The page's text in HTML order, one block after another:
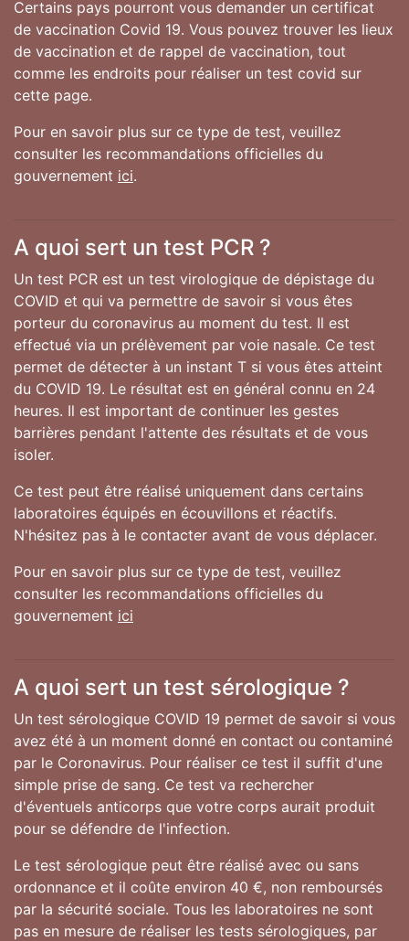
Certains pays pourront vous demander un certificat
de vaccination Covid 19. Vous pouvez trouver les lieux
de vaccination et de rappel de vaccination, tout
comme les endroits pour réaliser un test covid sur
cette page.
Pour en savoir plus sur ce type de test, veuillez
consulter les recommandations officielles du
gouvernement ici.
A quoi sert un test PCR ?
Un test PCR est un test virologique de dépistage du
COVID et qui va permettre de savoir si vous êtes
porteur du coronavirus au moment du test. Il est
effectué via un prélèvement par voie nasale. Ce test
permet de détecter à un instant T si vous êtes atteint
du COVID 19. Le résultat est en général connu en 24
heures. Il est important de continuer les gestes
barrières pendant l'attente des résultats et de vous
isoler.
Ce test peut être réalisé uniquement dans certains
laboratoires équipés en écouvillons et réactifs.
N'hésitez pas à le contacter avant de vous déplacer.
Pour en savoir plus sur ce type de test, veuillez
consulter les recommandations officielles du
gouvernement ici
A quoi sert un test sérologique ?
Un test sérologique COVID 19 permet de savoir si vous
avez été à un moment donné en contact ou contaminé
par le Coronavirus. Pour réaliser ce test il suffit d'une
simple prise de sang. Ce test va rechercher
d'éventuels anticorps que votre corps aurait produit
pour se défendre de l'infection.
Le test sérologique peut être réalisé avec ou sans
ordonnance et il coûte environ 40 €, non remboursés
par la sécurité sociale. Tous les laboratoires ne sont
pas en mesure de réaliser les tests sérologiques, par